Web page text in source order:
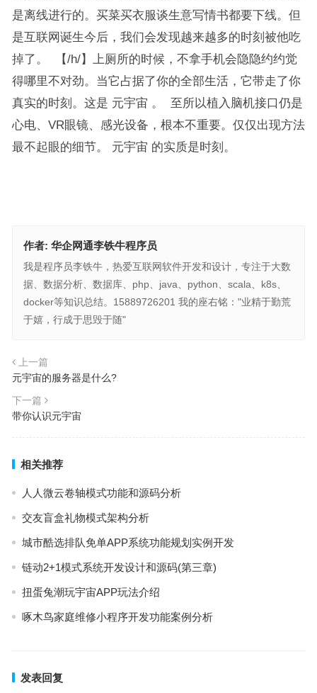
是离线进行的。买菜买衣服谈生意写情书都要下线。但
是互联网诞生今后，我们会发现越来越多的时刻被他吃
掉了。 【/h/】上厕所的时候，不拿手机会隐隐约约觉
得哪里不对劲。当它占据了你的全部生活，它带走了你
真实的时刻。这是 元宇宙 。 至所以植入脑机接口仍是
心电、VR眼镜、感光设备，根本不重要。仅仅出现方法
最不起眼的细节。 元宇宙 的实质是时刻。
作者: 华企网通李铁牛程序员
我是程序员李铁牛，热爱互联网软件开发和设计，专注于大数
据、数据分析、数据库、php、java、python、scala、k8s、
docker等知识总结。15889726201 我的座右铭："业精于勤荒
于嬉，行成于思毁于随"
上一篇
元宇宙的服务器是什么?
下一篇
带你认识元宇宙
相关推荐
人人微云卷轴模式功能和源码分析
交友盲盒礼物模式架构分析
城市酷选排队免单APP系统功能规划实例开发
链动2+1模式系统开发设计和源码(第三章)
扭蛋兔潮玩宇宙APP玩法介绍
啄木鸟家庭维修小程序开发功能案例分析
发表回复